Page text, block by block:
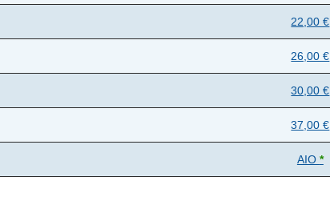
22,00 €
26,00 €
30,00 €
37,00 €
AIO *